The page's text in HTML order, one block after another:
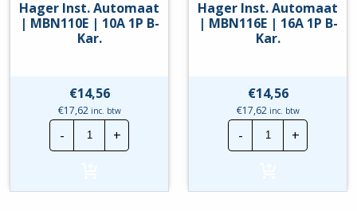
Hager Inst. Automaat
| MBN110E | 10A 1P B-
Kar.
€14,56
€17,62 inc. btw
-
Hager
Inst.
Automaat
|
+
Hager Inst. Automaat
| MBN116E | 16A 1P B-
Kar.
€14,56
€17,62 inc. btw
-
Hager
Inst.
Automaat
|
+